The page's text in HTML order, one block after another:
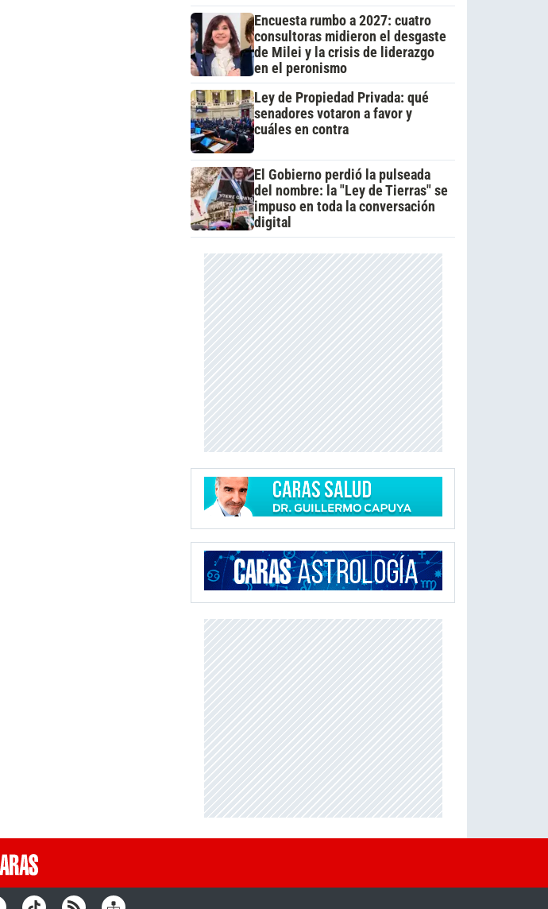
Encuesta rumbo a 2027: cuatro
consultoras midieron el desgaste
de Milei y la crisis de liderazgo
en el peronismo
Ley de Propiedad Privada: qué
senadores votaron a favor y
cuáles en contra
El Gobierno perdió la pulseada
del nombre: la "Ley de Tierras" se
impuso en toda la conversación
digital